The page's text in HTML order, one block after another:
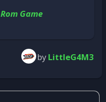
Rom Game
by LittleG4M3